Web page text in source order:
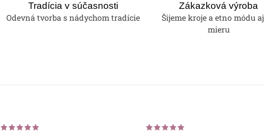
Tradícia v súčasnosti
Odevná tvorba s nádychom tradície
Zákazková výroba
Šijeme kroje a etno módu
mieru